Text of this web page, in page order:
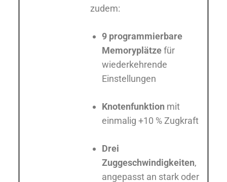
zudem:
9 programmierbare
Memoryplätzefür
wiederkehrende
Einstellungen
Knotenfunktion mit
einmalig +10 % Zugkraft
Drei
Zuggeschwindigkeiten,
angepasst an stark oder